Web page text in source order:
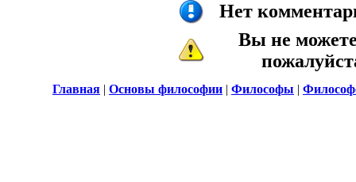
Нет
Вы не
Главная | Основы философии | Философы |